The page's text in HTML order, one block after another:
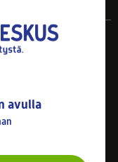
21.8. klo 8-16
avulla